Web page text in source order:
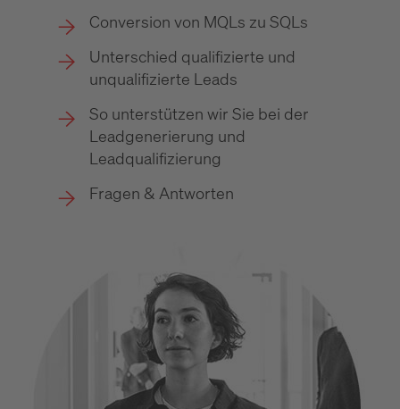
Conversion von MQLs zu SQLs
Unterschied qualifizierte und
unqualifizierte Leads
So unterstützen wir Sie bei der
Leadgenerierung und
Leadqualifizierung
Fragen & Antworten